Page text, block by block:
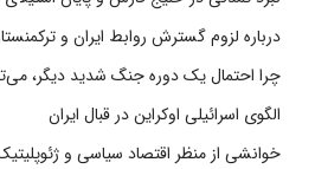
درباره لزوم گسترش روابط ایران و
چرا احتمال یک دوره جنگ شدید دیگر،
الگوی اسرائیلی اوکراین در قبال ایران
خوانشی از منظر اقتصاد سیاسی و